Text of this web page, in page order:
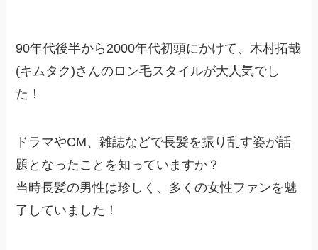
90年代後半から2000年代初頭にかけて、木村拓哉
(キムタク)さんのロン毛スタイルが大人気でし
た！
ドラマやCM、雑誌などで長髪を振り乱す姿が話
題となったことを知っていますか？
当時長髪の男性は珍しく、多くの女性ファンを魅
了していました！